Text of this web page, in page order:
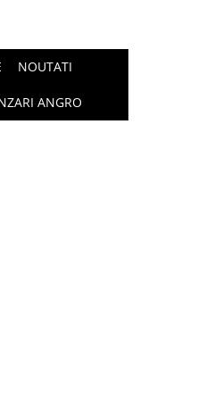
NOUTATI
ANGRO